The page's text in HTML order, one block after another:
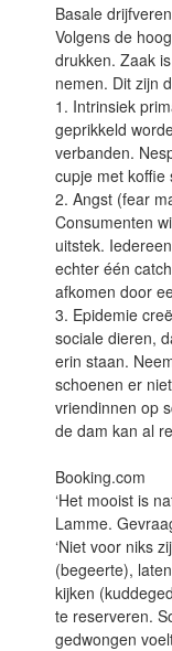
Basale drijfveren
Volgens de
drukken. Zaak
nemen. Dit zijn
1. Intrinsiek
geprikkeld
verbanden.
cupje met koffie
2. Angst (fear
Consumenten
uitstek.
echter één
afkomen door
3. Epidemie
sociale dieren,
erin staan.
schoenen er
vriendinnen op
de dam kan al
Booking.com
‘Het mooist is
Lamme.
‘Niet voor niks
(begeerte),
kijken
te reserveren.
gedwongen